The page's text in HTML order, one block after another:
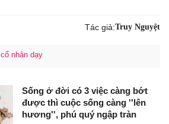
Tác giả:Truy Nguyệt
cổ nhân dạy
Sống ở đời có 3 việc càng bớt
được thì cuộc sống càng ''lên
hương'', phú quý ngập tràn